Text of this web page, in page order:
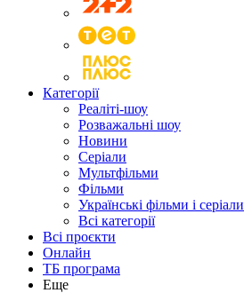
Категорії
Реаліті-шоу
Розважальні шоу
Новини
Серіали
Мультфільми
Фільми
Українські фільми і серіали
Всі категорії
Всі проєкти
Онлайн
ТБ програма
Еще